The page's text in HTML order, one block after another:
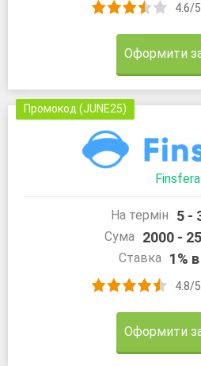
4.6/
Оформити
Промокод (JUNE25)
Finsfera
На термін 5 -
Сума 2000 -
Ставка 1%
4.8/
Оформити